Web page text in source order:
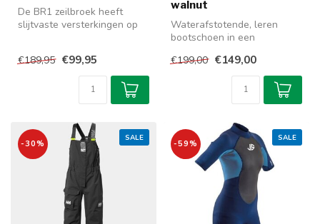
De BR1 zeilbroek heeft
slijtvaste versterkingen op
€189,95 €99,95
walnut
Waterafstotende, leren
bootschoen in een
Gemaakt van Dr...
€199,00 €149,00
SALE
-30%
SALE
-59%